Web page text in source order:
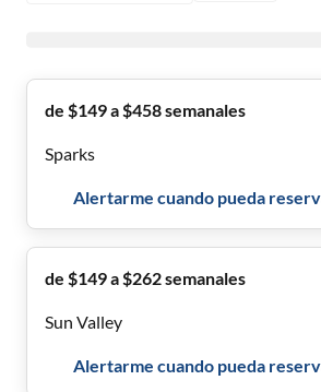
de $149 a $458 semanales
Sparks
Alertarme cuando pueda
de $149 a $262 semanales
Sun Valley
Alertarme cuando pueda